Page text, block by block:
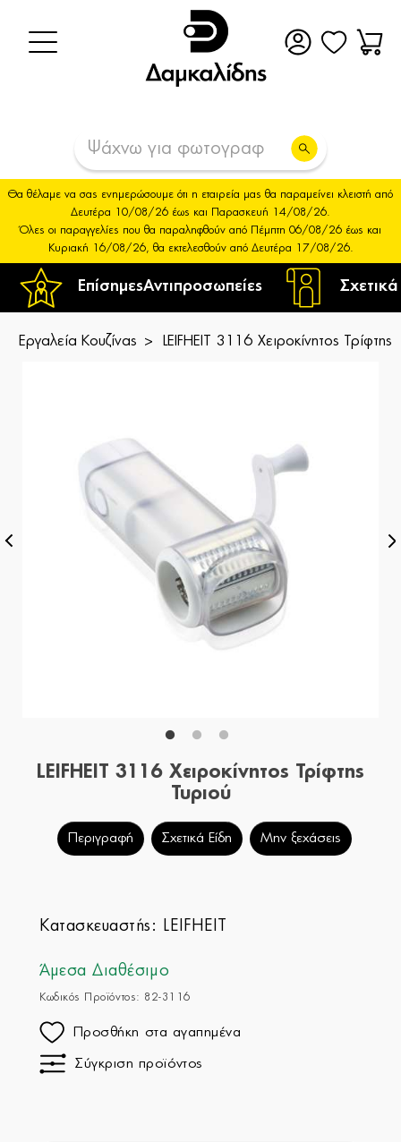
ΕπίσημεςΑντιπροσωπείες
Θα θέλαμε να σας ενημερώσουμε ότι η εταιρεία μας θα παραμείνει κλειστή από
Δευτέρα 10/08/26 έως και Παρασκευή 14/08/26.
Όλες οι παραγγελίες που θα παραληφθούν από Πέμπτη 06/08/26 έως και
Κυριακή 16/08/26, θα εκτελεσθούν από Δευτέρα 17/08/26.
Εργαλεία Κουζίνας LEIFHEIT 3116 Χειροκίνητος Τρίφτης
LEIFHEIT 3116 Χειροκίνητος Τρίφτης
Τυριού
Περιγραφή Σχετικά Είδη Μην ξεχάσεις
Κατασκευαστής: LEIFHEIT
Άμεσα Διαθέσιμο
Κωδικός Προϊόντος: 82-3116
Προσθήκη στα αγαπημένα
Σύγκριση προϊόντος